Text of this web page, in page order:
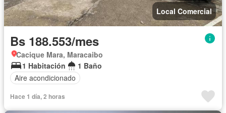
Local Comercial
Bs 188.553/mes
Cacique Mara, Maracaibo
1 Habitación
1 Baño
Aire acondicionado
Hace 1 día, 2 horas